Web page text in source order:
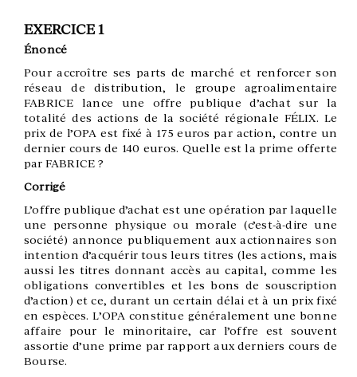
EXERCICE 1
Énoncé
Pour accroître ses parts de marché et renforcer son
réseau de distribution, le groupe agroalimentaire
FABRICE lance une offre publique d’achat sur la
totalité des actions de la société régionale FÉLIX. Le
prix de l’OPA est fixé à 175 euros par action, contre un
dernier cours de 140 euros. Quelle est la prime offerte
par FABRICE ?
Corrigé
L’offre publique d’achat est une opération par laquelle
une personne physique ou morale (c’est-à-dire une
société) annonce publiquement aux actionnaires son
intention d’acquérir tous leurs titres (les actions, mais
aussi les titres donnant accès au capital, comme les
obligations convertibles et les bons de souscription
d’action) et ce, durant un certain délai et à un prix fixé
en espèces. L’OPA constitue généralement une bonne
affaire pour le minoritaire, car l’offre est souvent
assortie d’une prime par rapport aux derniers cours de
Bourse.